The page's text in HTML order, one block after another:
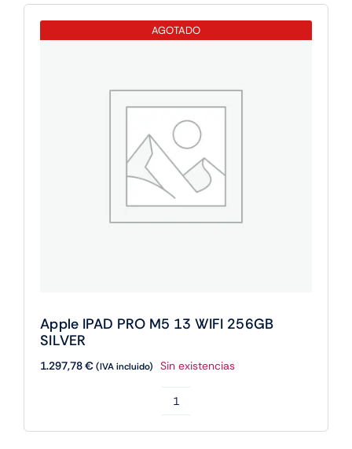
10CORE
ROK
AGOTADO
Apple IPAD PRO M5 13 WIFI 256GB
SILVER
1.297,78€(IVA incluido) Sin existencias
IPAD